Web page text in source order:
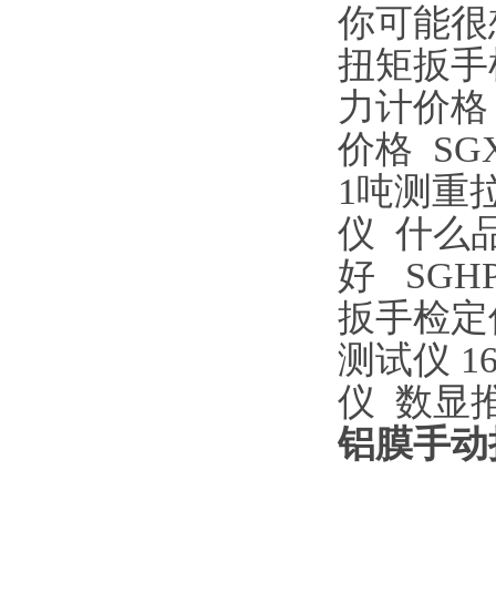
你可能
扭矩扳
力计价格
价格
1吨测重
仪 什么
好
扳手检
测试仪
仪 数显
铝膜手